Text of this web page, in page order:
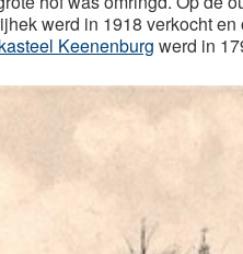
werd in 1918 verkocht
kasteel Keenenburg werd in